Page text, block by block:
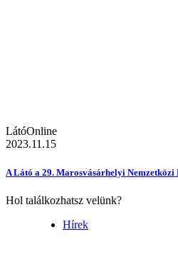
LátóOnline
2023.11.15
A Látó a 29. Marosvásárhelyi
Hol találkozhatsz velünk?
Hírek